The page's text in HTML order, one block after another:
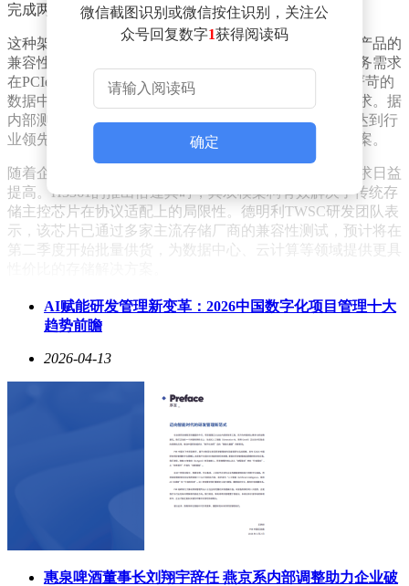
完成两种协议模式的无缝切换。
这种架构设计不仅简化了硬件开发流程，更显著提升了产品的
兼容性。企业用户无需更换存储设备硬件，即可根据业务需求
在PCIe与SATA协议间灵活选择，既适用于对性能要求严苛的
数据中心场景，也能满足传统服务器架构的存储升级需求。据
内部测试数据显示，H3361在不同模式下的功耗控制均达到行
业领先水平，为企业级应用提供了更高效的能源管理方案。
随着企业数字化转型加速，存储设备对协议兼容性的要求日益
提高。H3361的推出恰逢其时，其双模架构有效解决了传统存
储主控芯片在协议适配上的局限性。德明利TWSC研发团队表
示，该芯片已通过多家主流存储厂商的兼容性测试，预计将在
第二季度开始批量供货，为数据中心、云计算等领域提供更具
微信截图识别或微信按住识别，关注公
众号回复数字1获得阅读码
确定
AI赋能研发管理新变革：2026中国数字化项目管理十大
趋势前瞻
2026-04-13
惠泉啤酒董事长刘翔宇辞任 燕京系内部调整助力企业破